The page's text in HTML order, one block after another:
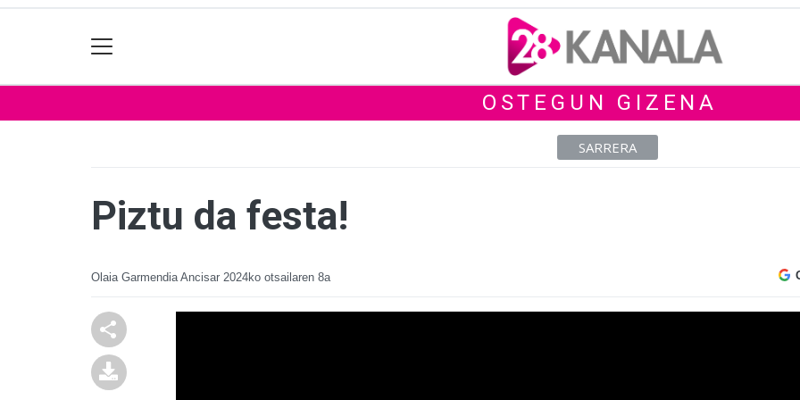
OSTEGUN GIZENA
SARRERA
Piztu da festa!
Olaia Garmendia Ancisar 2024ko otsailaren 8a